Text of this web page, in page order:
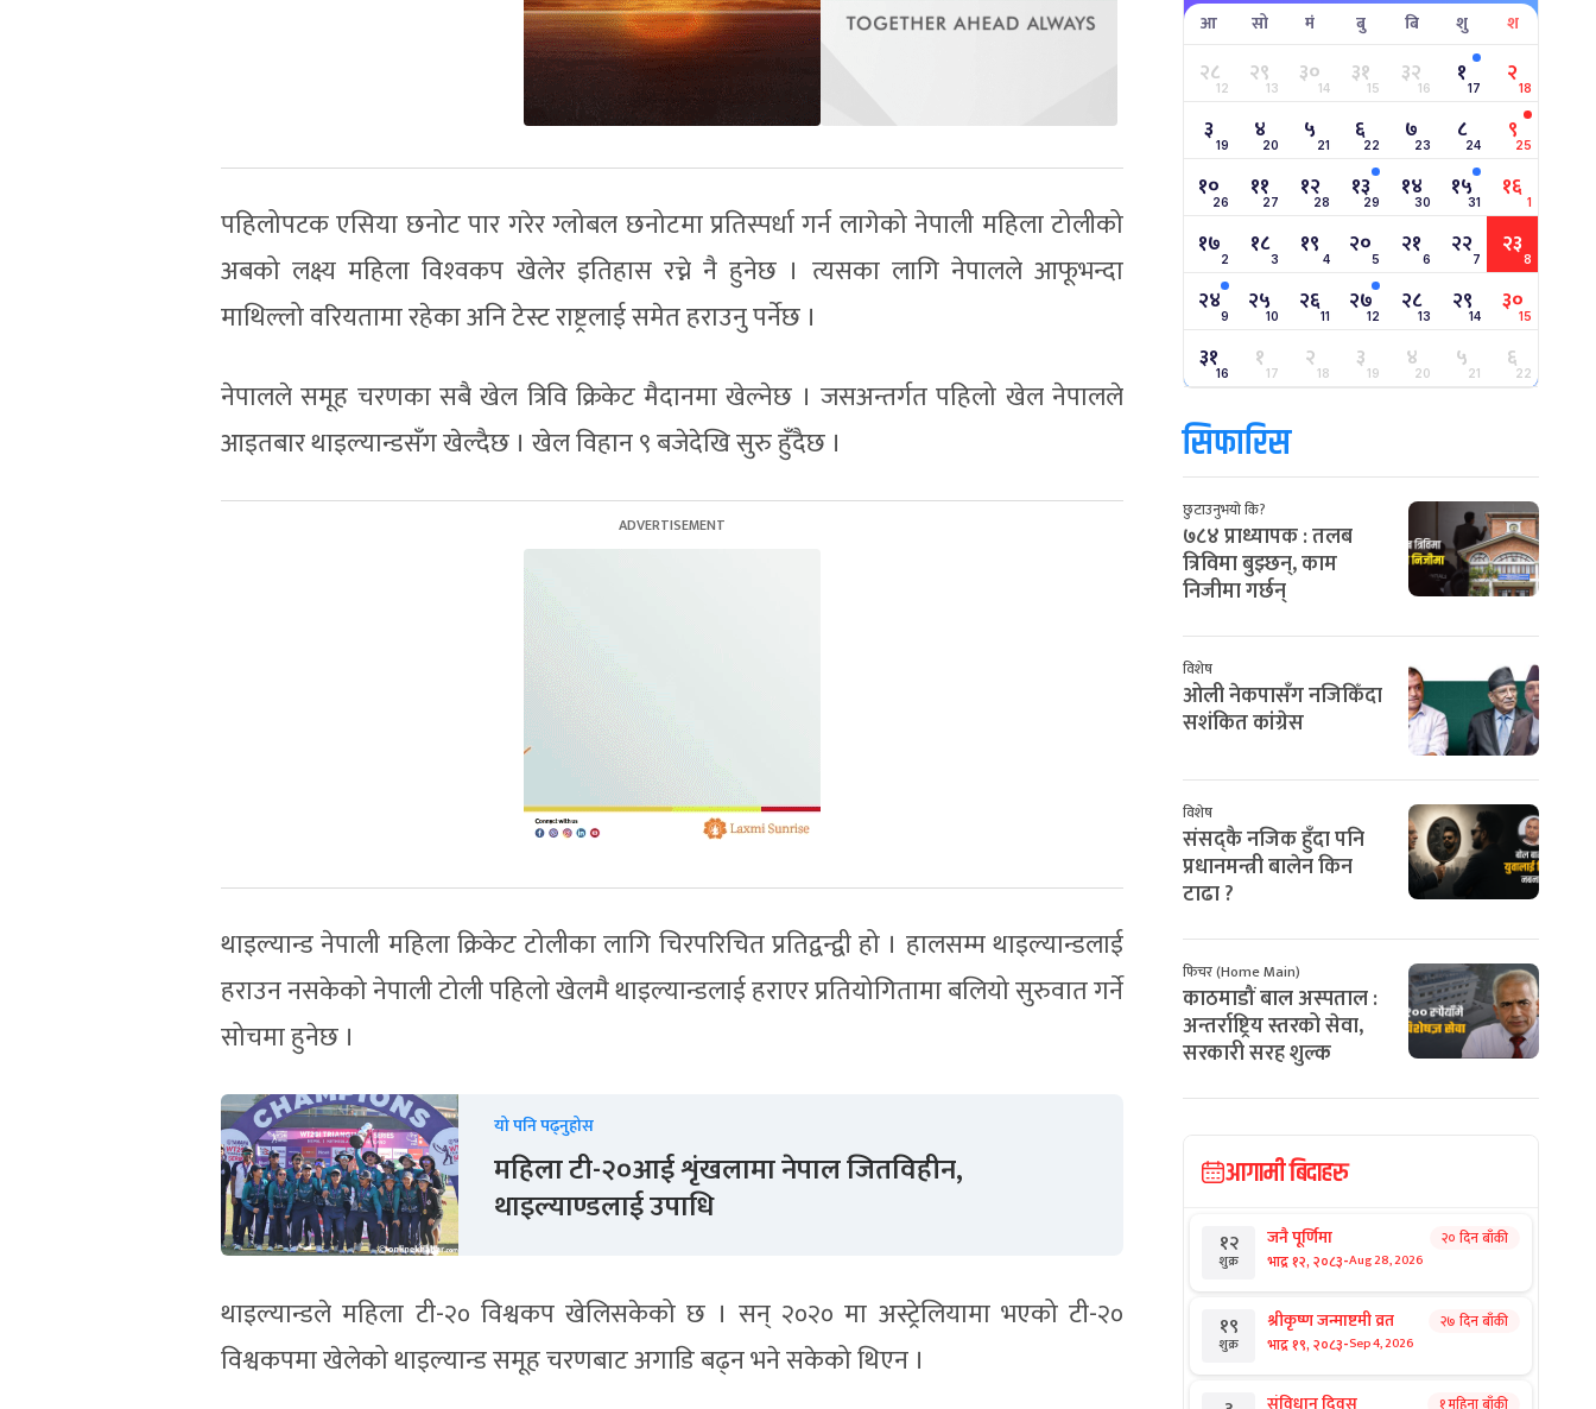
पहिलोपटक एसिया छनोट पार गरेर ग्लोबल छनोटमा प्रतिस्पर्धा गर्न लागेको नेपाली महिला टोलीको
अबको लक्ष्य महिला विश्‍वकप खेलेर इतिहास रच्ने नै हुनेछ । त्यसका लागि नेपालले आफूभन्दा
माथिल्लो वरियतामा रहेका अनि टेस्ट राष्ट्रलाई समेत हराउनु पर्नेछ ।
नेपालले समूह चरणका सबै खेल त्रिवि क्रिकेट मैदानमा खेल्नेछ । जसअन्तर्गत पहिलो खेल नेपालले
आइतबार थाइल्यान्डसँग खेल्दैछ । खेल विहान ९ बजेदेखि सुरु हुँदैछ ।
थाइल्यान्ड नेपाली महिला क्रिकेट टोलीका लागि चिरपरिचित प्रतिद्वन्द्वी हो । हालसम्म थाइल्यान्डलाई
हराउन नसकेको नेपाली टोली पहिलो खेलमै थाइल्यान्डलाई हराएर प्रतियोगितामा बलियो सुरुवात गर्ने
सोचमा हुनेछ ।
यो पनि पढ्नुहोस
महिला टी-२०आई शृंखलामा नेपाल जितविहीन,
थाइल्याण्डलाई उपाधि
थाइल्यान्डले महिला टी-२० विश्वकप खेलिसकेको छ । सन् २०२० मा अस्ट्रेलियामा भएको टी-२०
विश्वकपमा खेलेको थाइल्यान्ड समूह चरणबाट अगाडि बढ्न भने सकेको थिएन ।
आ सो मं बु बि शु श
२८12 २९13 ३०14 ३१15 ३२16 १17 २18
३ 19 ४20 ५ 21 ६22 ७23 ८24 ९25
१०26 ११27 १२28 १३29 १४30 १५31 १६ 1
१७2 १८3 १९ 4 २०5 २१6 २२7 २३8
२४9 २५10 २६11 २७12 २८13 २९14 ३०15
३१16 १17 २18 ३19 ४20 ५21 ६22
सिफारिस
छुटाउनुभयो कि?
७८४ प्राध्यापक : तलब
त्रिविमा बुझ्छन्, काम
निजीमा गर्छन्
विशेष
ओली नेकपासँग नजिकिँदा
सशंकित कांग्रेस
विशेष
संसद्कै नजिक हुँदा पनि
प्रधानमन्त्री बालेन किन
टाढा ?
फिचर (Home Main)
काठमाडौं बाल अस्पताल :
अन्तर्राष्ट्रिय स्तरको सेवा,
सरकारी सरह शुल्क
आगामी बिदाहरु
१२
शुक्र
जनै पूर्णिमा
भाद्र १२, २०८३-Aug 28, 2026
२० दिन बाँकी
१९
शुक्र
श्रीकृष्ण जन्माष्टमी व्रत
भाद्र १९, २०८३-Sep 4, 2026
२७ दिन बाँकी